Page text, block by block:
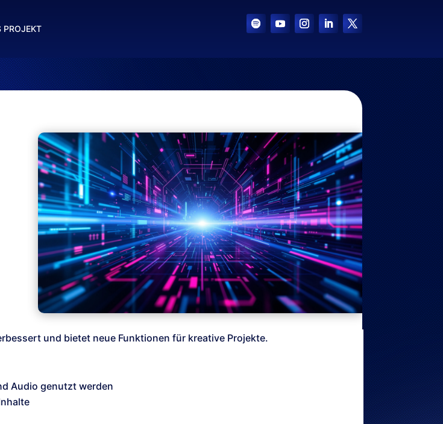
PROJEKT
und bietet neue Funktionen für kreative Projekte.
Audio genutzt werden